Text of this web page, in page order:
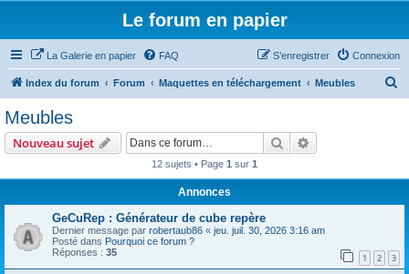
Le forum en papier
La Galerie en papier FAQ Connexion
S’enregistrer
Index du forum Forum Maquettes en téléchargement Meubles
Meubles
Nouveau sujet Rechercher
12 sujets • Page 1 sur 1
Annonces
GeCuRep : Générateur de cube repère
Dernier message par robertaub86 « jeu. juil. 30, 2026 3:16 am
Posté dans Pourquoi ce forum ?
Réponses : 35 1 2 3